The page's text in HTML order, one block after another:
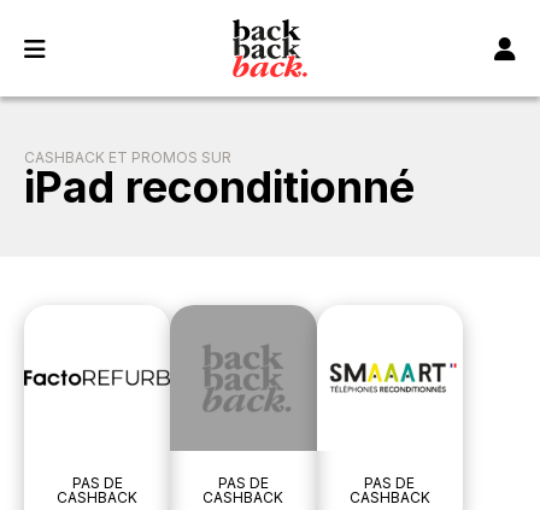
CASHBACK ET PROMOS SUR
iPad reconditionné
PAS DE
CASHBACK
PAS DE
CASHBACK
PAS DE
CASHBACK